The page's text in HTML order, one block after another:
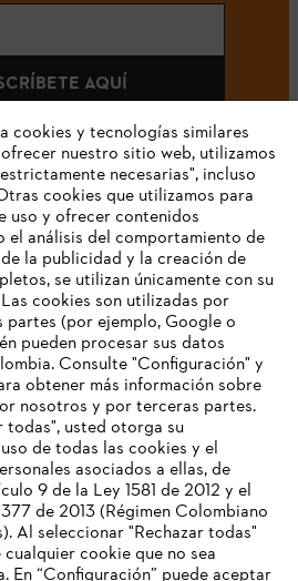
AQUÍ
#STIHLCOLOMBIA
NO ES
no es compatible con
cookies y tecnologías similares
nuestro sitio web, utilizamos
necesarias", incluso
cookies que utilizamos para
uso y ofrecer contenidos
el análisis del comportamiento de
la publicidad y la creación de
se utilizan únicamente con su
cookies son utilizadas por
(por ejemplo, Google o
pueden procesar sus datos
Consulte "Configuración" y
obtener más información sobre
nosotros y por terceras partes.
usted otorga su
de todas las cookies y el
asociados a ellas, de
9 de la Ley 1581 de 2012 y el
de 2013 (Régimen Colombiano
Al seleccionar "Rechazar todas"
cookie que no sea
En “Configuración” puede aceptar